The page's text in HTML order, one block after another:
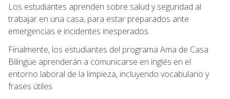
Los estudiantes aprenden sobre salud y seguridad al
trabajar en una casa, para estar preparados ante
emergencias e incidentes inesperados.
Finalmente, los estudiantes del programa Ama de Casa
Bilingüe aprenderán a comunicarse en inglés en el
entorno laboral de la limpieza, incluyendo vocabulario y
frases útiles